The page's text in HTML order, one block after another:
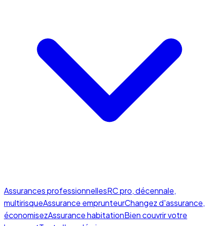
Assurances professionnellesRC pro, décennale,
multirisqueAssurance emprunteurChangez d'assurance,
économisezAssurance habitationBien couvrir votre